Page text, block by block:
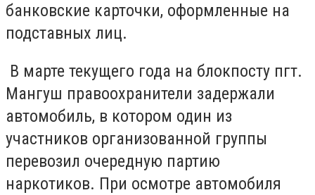
банковские карточки, оформленные на
подставных лиц.
В марте текущего года на блокпосту пгт.
Мангуш правоохранители задержали
автомобиль, в котором один из
участников организованной группы
перевозил очередную партию
наркотиков. При осмотре автомобиля